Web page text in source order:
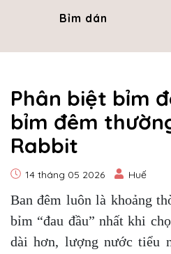
Bỉm dán
Phân biệt bỉm
bỉm đêm
Rabbit
14 tháng 05 2026 Huế
Ban đêm luôn là khoảng
bỉm “đau đầu” nhất khi
dài hơn, lượng nước tiểu